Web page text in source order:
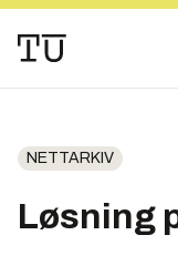
NETTARKIV
Løsning